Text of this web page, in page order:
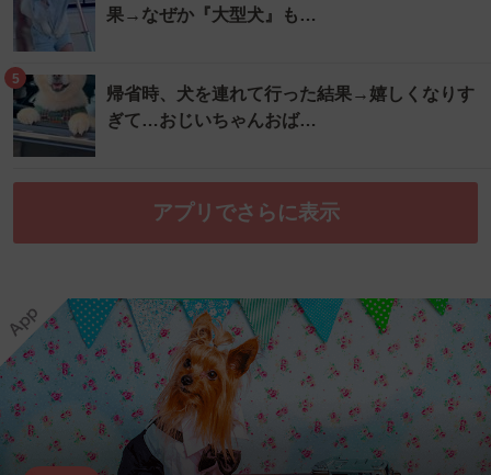
果→なぜか『大型犬』も…
5
帰省時、犬を連れて行った結果→嬉しくなりす
ぎて…おじいちゃんおば…
アプリでさらに表示